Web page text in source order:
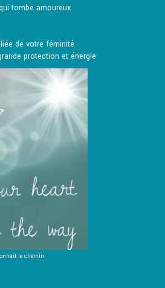
tombe amoureux
de votre féminité
protection et énergie
le chemin